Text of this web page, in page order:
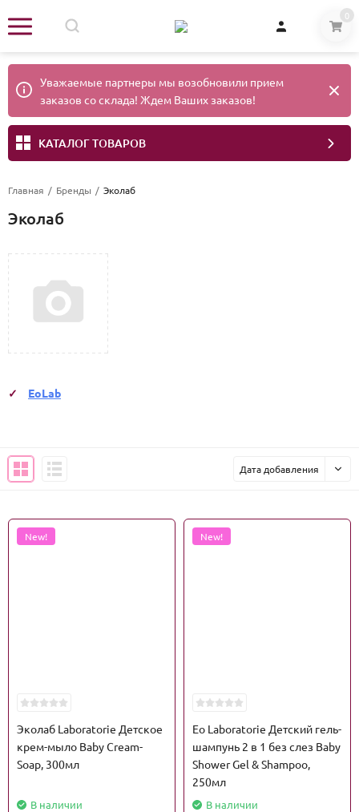
0
Уважаемые партнеры мы возобновили прием
заказов со склада! Ждем Ваших заказов!
КАТАЛОГ ТОВАРОВ
Главная / Бренды / Эколаб
Эколаб
EoLab
Дата добавления
New!
Эколаб Laboratorie Детское
крем-мыло Baby Cream-
Soap, 300мл
В наличии
New!
Eo Laboratorie Детский гель-
шампунь 2 в 1 без слез Baby
Shower Gel & Shampoo,
250мл
В наличии